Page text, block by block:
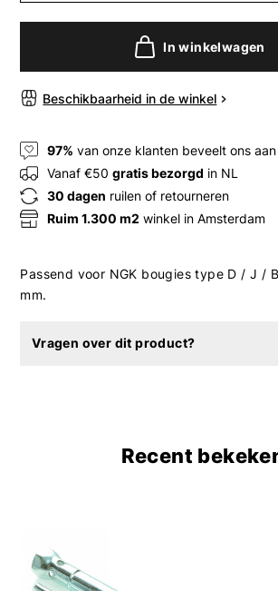
In winkelwagen
Beschikbaarheid in de winkel
97% van onze klanten beveelt ons aan
Vanaf €50gratis bezorgd in NL
30 dagen ruilen of retourneren
Ruim 1.300 m2 winkel in Amsterdam
Passend voor NGK bougies type D / J /
mm.
Vragen over dit product?
Recent